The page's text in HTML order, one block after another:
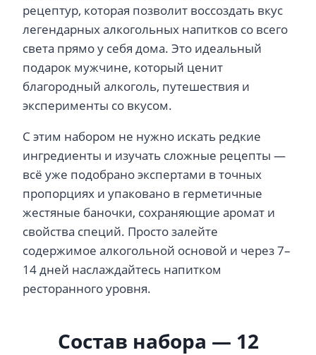
рецептур, которая позволит воссоздать вкус
легендарных алкогольных напитков со всего
света прямо у себя дома. Это идеальный
подарок мужчине, который ценит
благородный алкоголь, путешествия и
эксперименты со вкусом.
С этим набором не нужно искать редкие
ингредиенты и изучать сложные рецепты —
всё уже подобрано экспертами в точных
пропорциях и упаковано в герметичные
жестяные баночки, сохраняющие аромат и
свойства специй. Просто залейте
содержимое алкогольной основой и через 7–
14 дней наслаждайтесь напитком
ресторанного уровня.
Состав набора — 12